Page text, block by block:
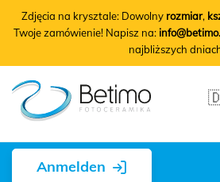
Zdjęcia na krysztale: Dowolny rozmiar,
Twoje zamówienie! Napisz na:
najbliższych
Anmelden